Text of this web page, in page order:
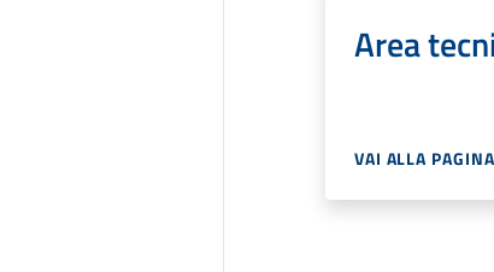
Area
VAI ALLA PAGINA